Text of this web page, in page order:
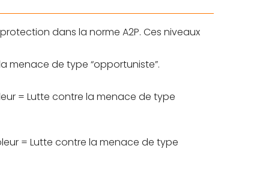
dans la norme A2P. Ces niveaux
menace de type “opportuniste”.
= Lutte contre la menace de type
= Lutte contre la menace de type